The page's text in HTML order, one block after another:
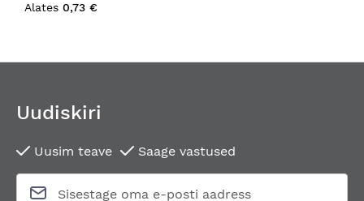
Alates 0,73 €
Uudiskiri
Uusim teave Saage vastused